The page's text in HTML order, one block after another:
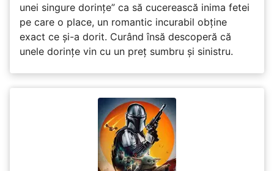
unei singure dorințe” ca să cucerească inima fetei
pe care o place, un romantic incurabil obține
exact ce și-a dorit. Curând însă descoperă că
unele dorințe vin cu un preț sumbru și sinistru.